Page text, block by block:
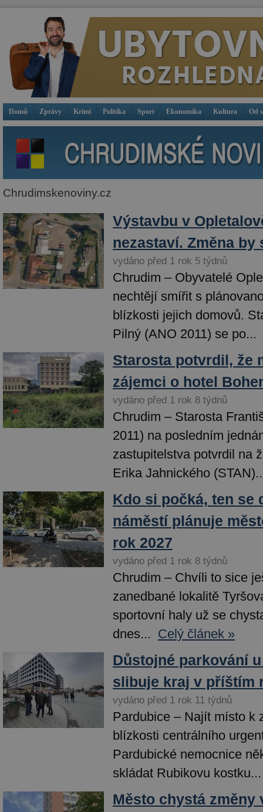
Domů Zprávy Krimi Politika Sport Ekonomika Kultura Od
Chrudimskenoviny.cz
Výstavbu v
nezastaví. Změna by
vydáno před 1 rok 5 týdnů
Chrudim – Obyvatelé
nechtějí smířit s
blízkosti jejich domovů.
Pilný (ANO 2011) se po...
Starosta potvrdil, že
zájemci o hotel
vydáno před 1 rok 8 týdnů
Chrudim – Starosta
2011) na posledním
zastupitelstva potvrdil na
Erika Jahnického
Kdo si počká, ten se
náměstí plánuje
rok 2027
vydáno před 1 rok 8 týdnů
Chrudim – Chvíli to sice
zanedbané lokalitě
sportovní haly už se
dnes... Celý článek »
Důstojné parkování
slibuje kraj v příštím
vydáno před 1 rok 11 týdnů
Pardubice – Najít místo k
blízkosti centrálního
Pardubické nemocnice
skládat Rubikovu kostku...
Město chystá změny